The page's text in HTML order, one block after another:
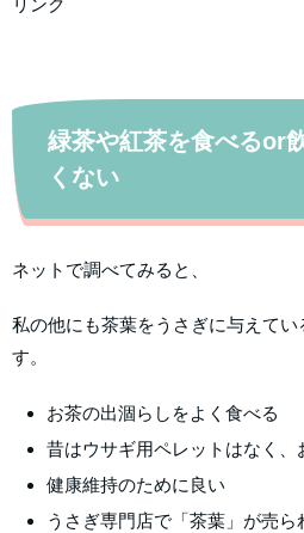
緑茶や紅茶を食べるor
くない
ネットで調べてみると、
私の他にも茶葉をうさぎに与えて
す。
お茶の出涸らしをよく食べる
昔はウサギ用ペレットはなく、
健康維持のために良い
うさぎ専門店で「茶葉」が売ら